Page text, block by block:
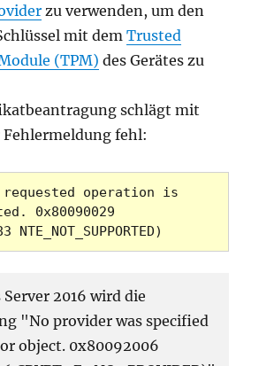
zu verwenden, um den
mit demTrusted
(TPM) des Gerätes zu
schlägt mit
fehl:
operation is
0x80090029
NTE_NOT_SUPPORTED)
2016 wird die
"No provider was specified
object. 0x80092006